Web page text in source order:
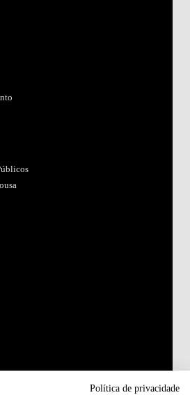
Política de privacidade